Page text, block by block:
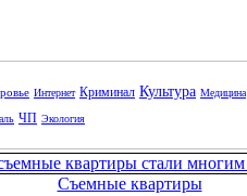
Интернет Криминал Культура Медицина
ЧП Экология
Съемные квартиры